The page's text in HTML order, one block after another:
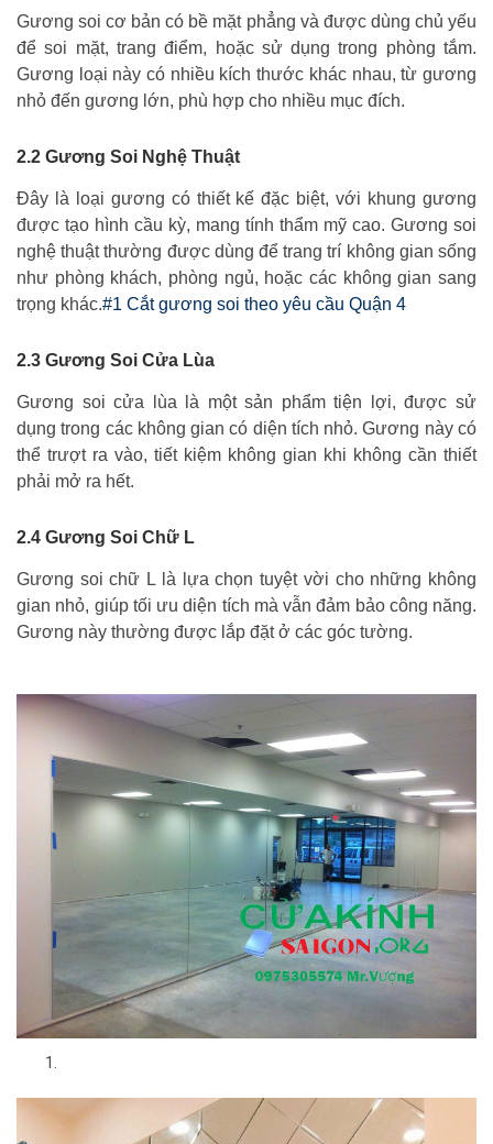
Gương soi cơ bản có bề mặt phẳng và được dùng chủ yếu
để soi mặt, trang điểm, hoặc sử dụng trong phòng tắm.
Gương loại này có nhiều kích thước khác nhau, từ gương
nhỏ đến gương lớn, phù hợp cho nhiều mục đích.
2.2 Gương Soi Nghệ Thuật
Đây là loại gương có thiết kế đặc biệt, với khung gương
được tạo hình cầu kỳ, mang tính thẩm mỹ cao. Gương soi
nghệ thuật thường được dùng để trang trí không gian sống
như phòng khách, phòng ngủ, hoặc các không gian sang
trọng khác.#1 Cắt gương soi theo yêu cầu Quận 4
2.3 Gương Soi Cửa Lùa
Gương soi cửa lùa là một sản phẩm tiện lợi, được sử
dụng trong các không gian có diện tích nhỏ. Gương này có
thể trượt ra vào, tiết kiệm không gian khi không cần thiết
phải mở ra hết.
2.4 Gương Soi Chữ L
Gương soi chữ L là lựa chọn tuyệt vời cho những không
gian nhỏ, giúp tối ưu diện tích mà vẫn đảm bảo công năng.
Gương này thường được lắp đặt ở các góc tường.